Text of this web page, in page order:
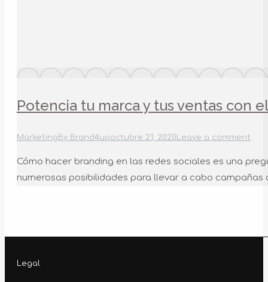
Potencia tu marca y tus ventas con
Marketing By Brand4upoctubre 21, 2020 Leave a comment
Cómo hacer branding en las redes sociales es una
numerosas posibilidades para llevar a cabo
Legal